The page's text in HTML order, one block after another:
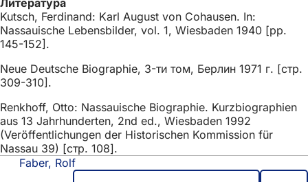
Kutsch, Ferdinand: Karl August von Cohausen. In:
Nassauische Lebensbilder, vol. 1, Wiesbaden 1940 [pp.
145-152].
Neue Deutsche Biographie, 3-ти том, Берлин 1971 г. [стр.
309-310].
Renkhoff, Otto: Nassauische Biographie. Kurzbiographien
aus 13 Jahrhunderten, 2nd ed., Wiesbaden 1992
(Veröffentlichungen der Historischen Kommission für
Nassau 39) [стр. 108].
Faber, Rolf